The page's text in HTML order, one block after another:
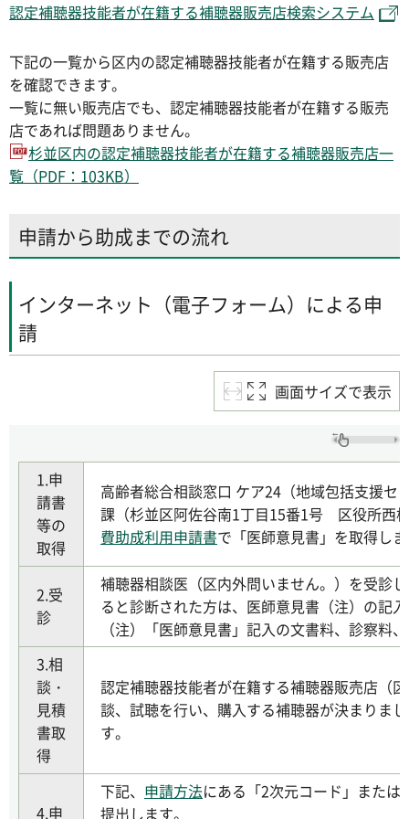
認定補聴器技能者が在籍する補聴器販売店検索システム
下記の一覧から区内の認定補聴器技能者が在籍する販売店
を確認できます。
一覧に無い販売店でも、認定補聴器技能者が在籍する販売
店であれば問題ありません。
杉並区内の認定補聴器技能者が在籍する補聴器販売店一
覧（PDF：103KB）
申請から助成までの流れ
インターネット（電子フォーム）による申
請
画面サイズで表示
1.申
請書
等の
取得
高齢者総合相談窓口 ケア24（地域包括支援セ
課（杉並区阿佐谷南1丁目15番1号 区役所西
費助成利用申請書で「医師意見書」を取得し
2.受
診
補聴器相談医（区内外問いません。）を受診
ると診断された方は、医師意見書（注）の記
（注）「医師意見書」記入の文書料、診察料
3.相
談・
見積
書取
得
認定補聴器技能者が在籍する補聴器販売店（
談、試聴を行い、購入する補聴器が決まりま
す。
4.申
下記、 申請方法にある「2次元コード」また
提出します。